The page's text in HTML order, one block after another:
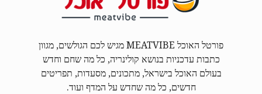
פורטל האוכל MEATVIBE מגיש לכם הגולשים, מגוון
כתבות עדכניות בנושא קולינריה, כל מה שחם וחדש
בעולם האוכל בישראל, מתכונים, מסעדות, תפריטים
חדשים, כל מה שחדש על המדף ועוד.